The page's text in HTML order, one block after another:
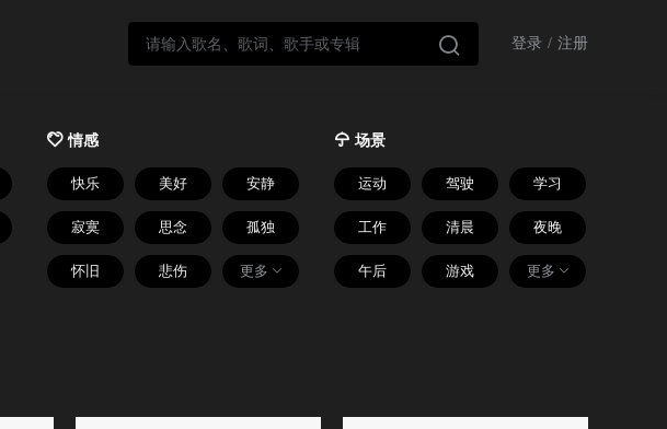
 登录 / 注册
情感
快乐 美好 安静
寂寞 思念 孤独
怀旧 悲伤 更多
 场景
运动 驾驶 学习
工作 清晨 夜晚
午后 游戏 更多